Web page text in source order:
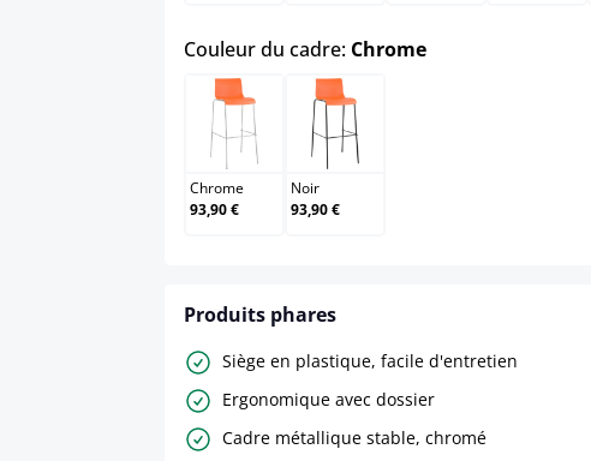
Couleur du cadre: Chromeselect
Chrome
Chrome
93,90 €
Noir
Noir
93,90 €
Produits phares
Siège en plastique, facile d'entretien
Ergonomique avec dossier
Cadre métallique stable, chromé